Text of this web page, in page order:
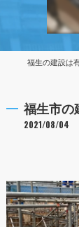
福生市の
2021/08/04